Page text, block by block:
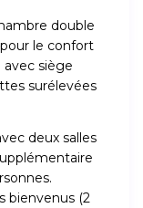
double
le confort
avec siège
surélevées
deux salles
bienvenus (2